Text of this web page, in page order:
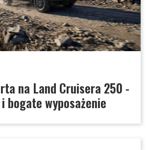
na Land Cruisera 250 -
bogate wyposażenie